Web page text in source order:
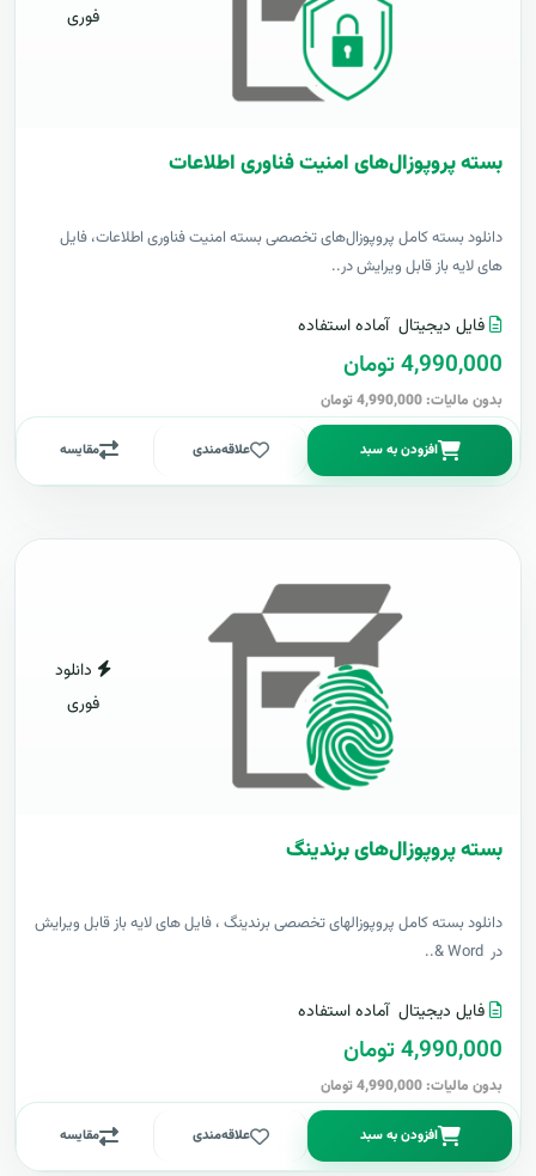
فوری
بسته پروپوزال‌های امنیت فناوری اطلاعات
دانلود بسته کامل پروپوزال‌های تخصصی بسته امنیت فناوری اطلاعات، فایل
های لایه باز قابل ویرایش در..
فایل دیجیتال آماده استفاده
4,990,000 تومان
بدون مالیات: 4,990,000 تومان
افزودن به سبد علاقه‌مندی مقایسه
دانلود
فوری
بسته پروپوزال‌های برندینگ
دانلود بسته کامل پروپوزالهای تخصصی برندینگ ، فایل های لایه باز قابل ویرایش
در Word &..
فایل دیجیتال آماده استفاده
4,990,000 تومان
بدون مالیات: 4,990,000 تومان
افزودن به سبد علاقه‌مندی مقایسه